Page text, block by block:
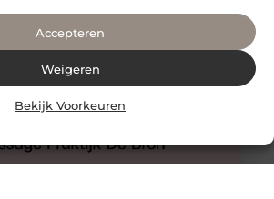
Accepteren
Weigeren
Bekijk Voorkeuren